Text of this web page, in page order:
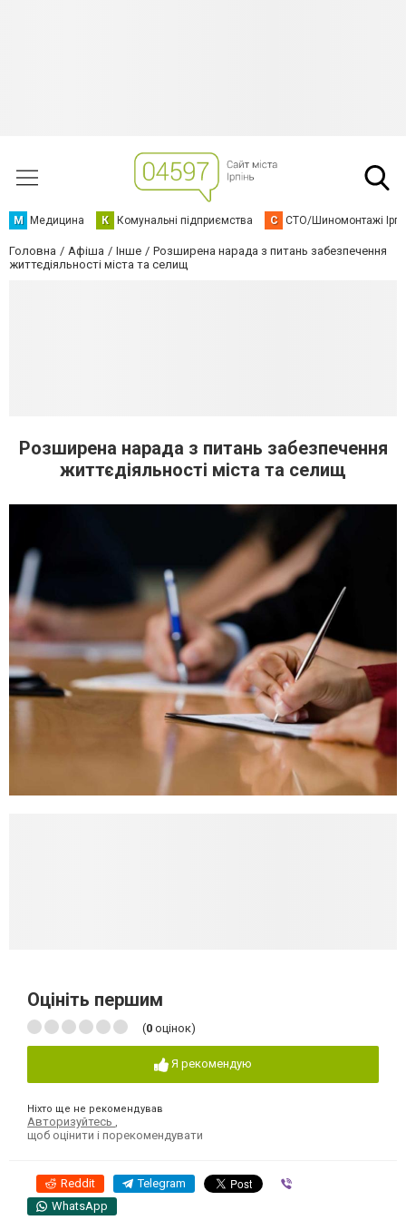
М Медицина К Комунальні підприємства С СТО/Шиномонтажі
Головна Афіша Інше
Розширена нарада з питань забезпечення
життєдіяльності міста та селищ
Розширена нарада з питань забезпечення
життєдіяльності міста та селищ
Оцініть першим
(0 оцінок)
Я рекомендую
Ніхто ще не рекомендував
Авторизуйтесь
щоб оцінити і порекомендувати
Reddit Telegram
WhatsApp